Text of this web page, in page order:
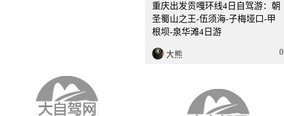
重庆出发贡嘎环线4日自驾游：朝
圣蜀山之王-伍须海-子梅垭口-甲
根坝-泉华滩4日游
大熊 0